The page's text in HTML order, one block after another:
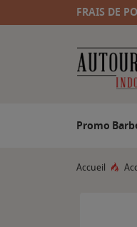
FRAIS DE
Promo
Accueil